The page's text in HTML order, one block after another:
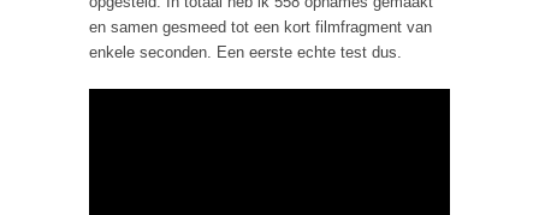
en samen gesmeed tot een kort filmfragment van
enkele seconden. Een eerste echte test dus.